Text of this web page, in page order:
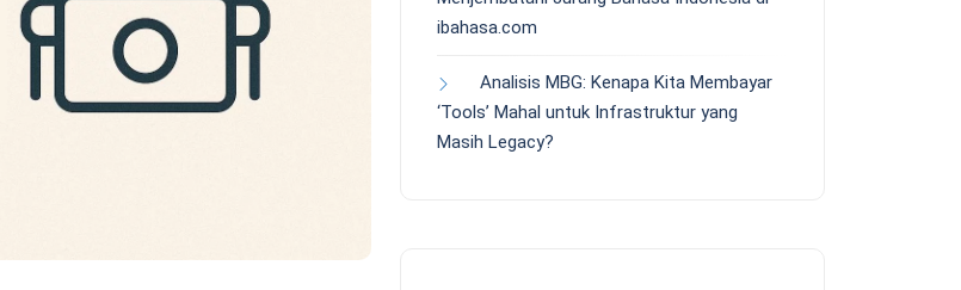
ibahasa.com
Analisis MBG: Kenapa Kita Membayar
‘Tools’ Mahal untuk Infrastruktur yang
Masih Legacy?